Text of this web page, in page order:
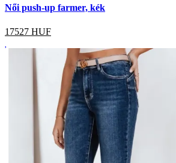
Női push-up farmer, kék
17527 HUF